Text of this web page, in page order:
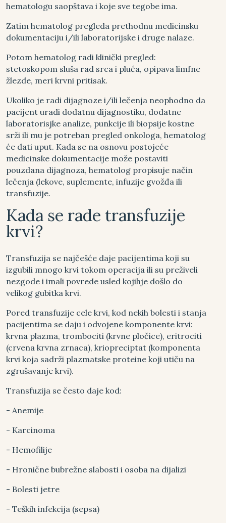
hematologu saopštava i koje sve tegobe ima.
Zatim hematolog pregleda prethodnu medicinsku
dokumentaciju i/ili laboratorijske i druge nalaze.
Potom hematolog radi klinički pregled:
stetoskopom sluša rad srca i pluća, opipava limfne
žlezde, meri krvni pritisak.
Ukoliko je radi dijagnoze i/ili lečenja neophodno da
pacijent uradi dodatnu dijagnostiku, dodatne
laboratorisjke analize, punkcije ili biopsije kostne
srži ili mu je potreban pregled onkologa, hematolog
će dati uput. Kada se na osnovu postojeće
medicinske dokumentacije može postaviti
pouzdana dijagnoza, hematolog propisuje način
lečenja (lekove, suplemente, infuzije gvožđa ili
transfuzije.
Kada se rade transfuzije
krvi?
Transfuzija se najčešće daje pacijentima koji su
izgubili mnogo krvi tokom operacija ili su preživeli
nezgode i imali povrede usled kojihje došlo do
velikog gubitka krvi.
Pored transfuzije cele krvi, kod nekih bolesti i stanja
pacijentima se daju i odvojene komponente krvi:
krvna plazma, trombociti (krvne pločice), eritrociti
(crvena krvna zrnaca), kriopreciptat (komponenta
krvi koja sadrži plazmatske proteine koji utiču na
zgrušavanje krvi).
Transfuzija se često daje kod:
- Anemije
- Karcinoma
- Hemofilije
- Hronične bubrežne slabosti i osoba na dijalizi
- Bolesti jetre
- Teških infekcija (sepsa)